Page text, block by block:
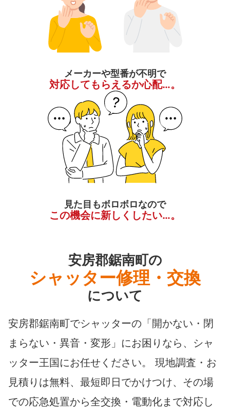
メーカーや型番が不明で
対応してもらえるか心配…。
見た目もボロボロなので
この機会に新しくしたい…。
安房郡鋸南町の
シャッター修理・交換
について
安房郡鋸南町でシャッターの「開かない・閉
まらない・異音・変形」にお困りなら、シャ
ッター王国にお任せください。 現地調査・お
見積りは無料、最短即日でかけつけ、その場
での応急処置から全交換・電動化まで対応し